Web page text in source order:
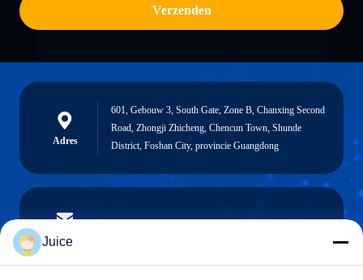
Verzenden
Adres
601, Gebouw 3, South Gate, Zone B, Chanxing Second
Road, Zhongji Zhicheng, Chencun Town, Shunde
District, Foshan City, provincie Guangdong
E-mailen
Juice